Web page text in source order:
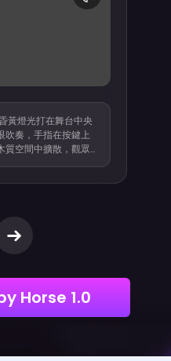
黃燈光打在舞台中央
吹奏，手指在按鍵上
質空間中擴散，觀眾
Horse 1.0